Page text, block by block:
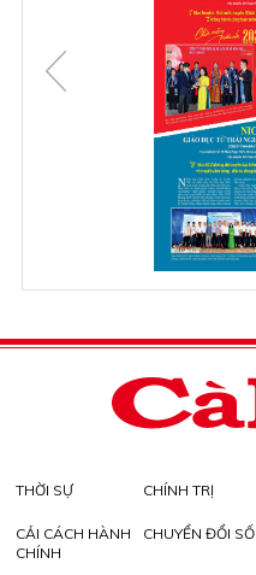
THỜI SỰ CHÍNH TRỊ
CẢI CÁCH HÀNH
CHÍNH
CHUYỂN ĐỔI SỐ